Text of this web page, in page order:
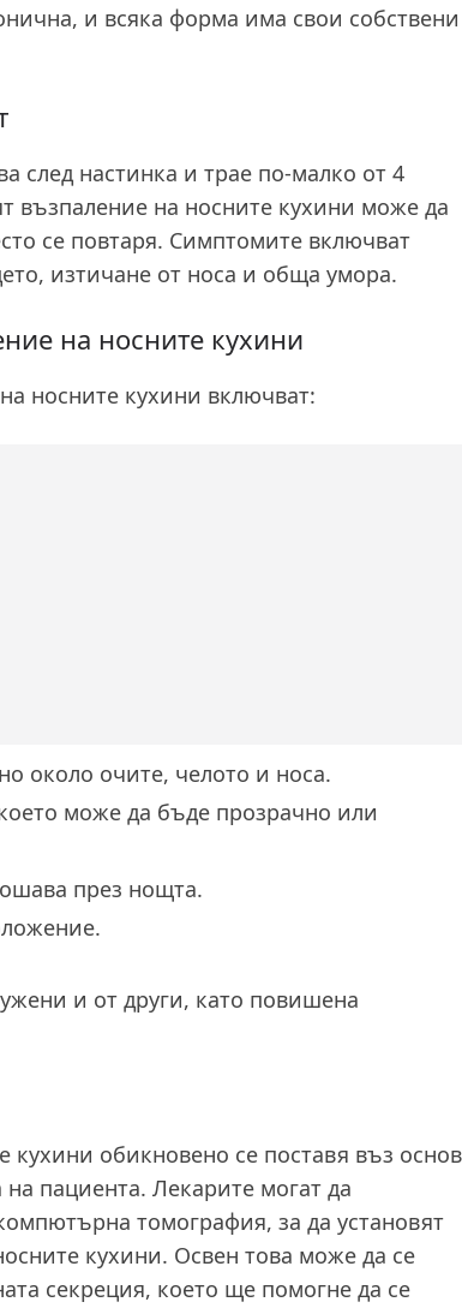
и всяка форма има свои собствени
след настинка и трае по-малко от 4
възпаление на носните кухини може да
се повтаря. Симптомите включват
изтичане от носа и обща умора.
на носните кухини
носните кухини включват:
около очите, челото и носа.
може да бъде прозрачно или
през нощта.
и от други, като повишена
кухини обикновено се поставя въз
пациента. Лекарите могат да
томография, за да установят
кухини. Освен това може да се
секреция, което ще помогне да се